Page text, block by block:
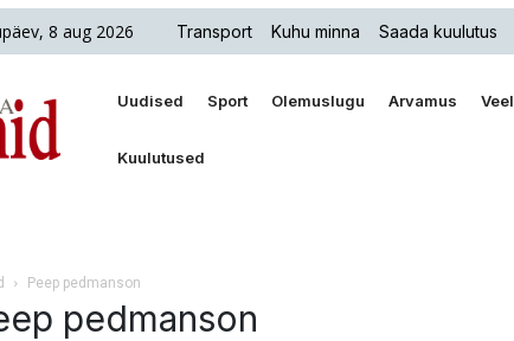
8 aug 2026 Transport Kuhu minna Saada kuulutus
Uudised Sport Olemuslugu Arvamus Veel
Kuulutused
Peep pedmanson
pedmanson